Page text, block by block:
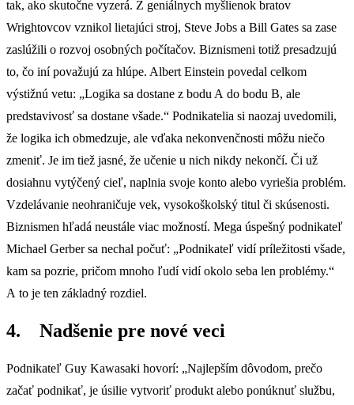
tak, ako skutočne vyzerá. Z geniálnych myšlienok bratov
Wrightovcov vznikol lietajúci stroj, Steve Jobs a Bill Gates sa zase
zaslúžili o rozvoj osobných počítačov. Biznismeni totiž presadzujú
to, čo iní považujú za hlúpe. Albert Einstein povedal celkom
výstižnú vetu: „Logika sa dostane z bodu A do bodu B, ale
predstavivosť sa dostane všade.“ Podnikatelia si naozaj uvedomili,
že logika ich obmedzuje, ale vďaka nekonvenčnosti môžu niečo
zmeniť. Je im tiež jasné, že učenie u nich nikdy nekončí. Či už
dosiahnu vytýčený cieľ, naplnia svoje konto alebo vyriešia problém.
Vzdelávanie neohraničuje vek, vysokoškolský titul či skúsenosti.
Biznismen hľadá neustále viac možností. Mega úspešný podnikateľ
Michael Gerber sa nechal počuť: „Podnikateľ vidí príležitosti všade,
kam sa pozrie, pričom mnoho ľudí vidí okolo seba len problémy.“
A to je ten základný rozdiel.
4. Nadšenie pre nové veci
Podnikateľ Guy Kawasaki hovorí: „Najlepším dôvodom, prečo
začať podnikať, je úsilie vytvoriť produkt alebo ponúknuť službu,